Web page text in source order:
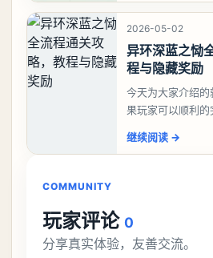
囗、吓、卟、
2026-05-02
异环深蓝之恸
程与隐藏奖励
今天为大家介绍
果玩家可以顺利的
比较高的，对于那
继续阅读 →
COMMUNITY
玩家评论 0
分享真实体验，友善交流。